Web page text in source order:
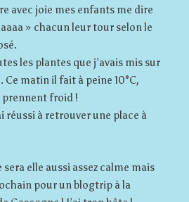
avec joie mes enfants me dire
» chacun leur tour selon le
les plantes que j’avais mis sur
Ce matin il fait à peine 10°C,
prennent froid !
réussi à retrouver une place à
elle aussi assez calme mais
pour un blogtrip à la